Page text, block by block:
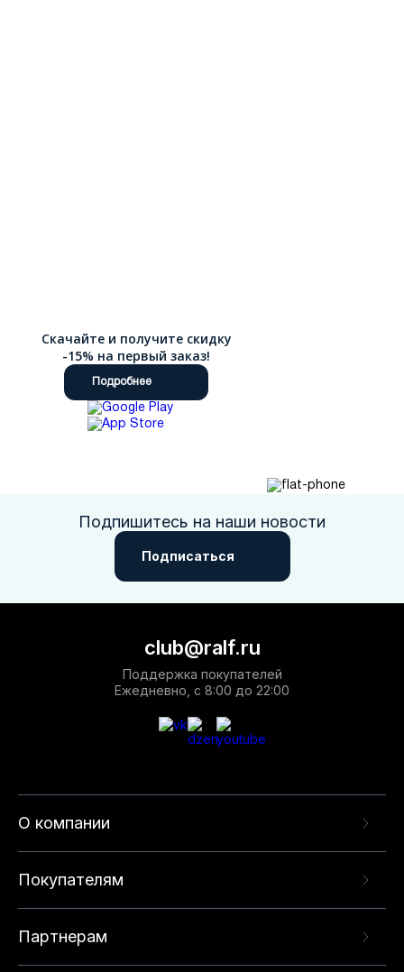
Скачайте и получите скидку
-15% на первый заказ!
Подробнее
Подпишитесь на наши новости
Подписаться
О компании
Покупателям
Партнерам
club@ralf.ru
Поддержка покупателей
Ежедневно, с 8:00 до 22:00